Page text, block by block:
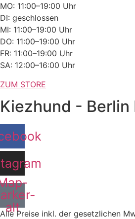
MO: 11:00–19:00 Uhr
DI: geschlossen
MI: 11:00–19:00 Uhr
DO: 11:00–19:00 Uhr
FR: 11:00–19:00 Uhr
SA: 12:00–16:00 Uhr
ZUM STORE
Kiezhund - Berlin
alt
Alle Preise inkl. der gesetzlichen